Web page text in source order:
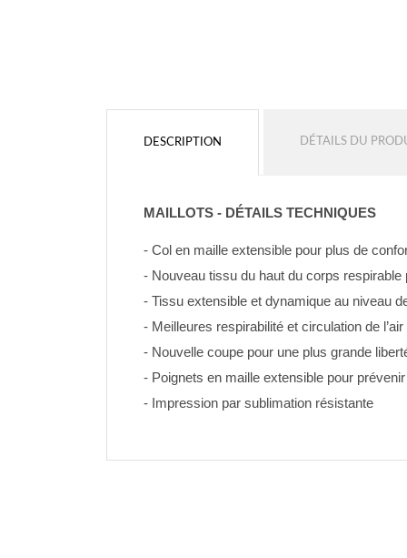
DESCRIPTION DÉTAILS DU
MAILLOTS - DÉTAILS TECHNIQUES
- Col en maille extensible pour plus de
- Nouveau tissu du haut du corps
- Tissu extensible et dynamique au niveau
- Meilleures respirabilité et circulation de
- Nouvelle coupe pour une plus grande
- Poignets en maille extensible pour
- Impression par sublimation résistante